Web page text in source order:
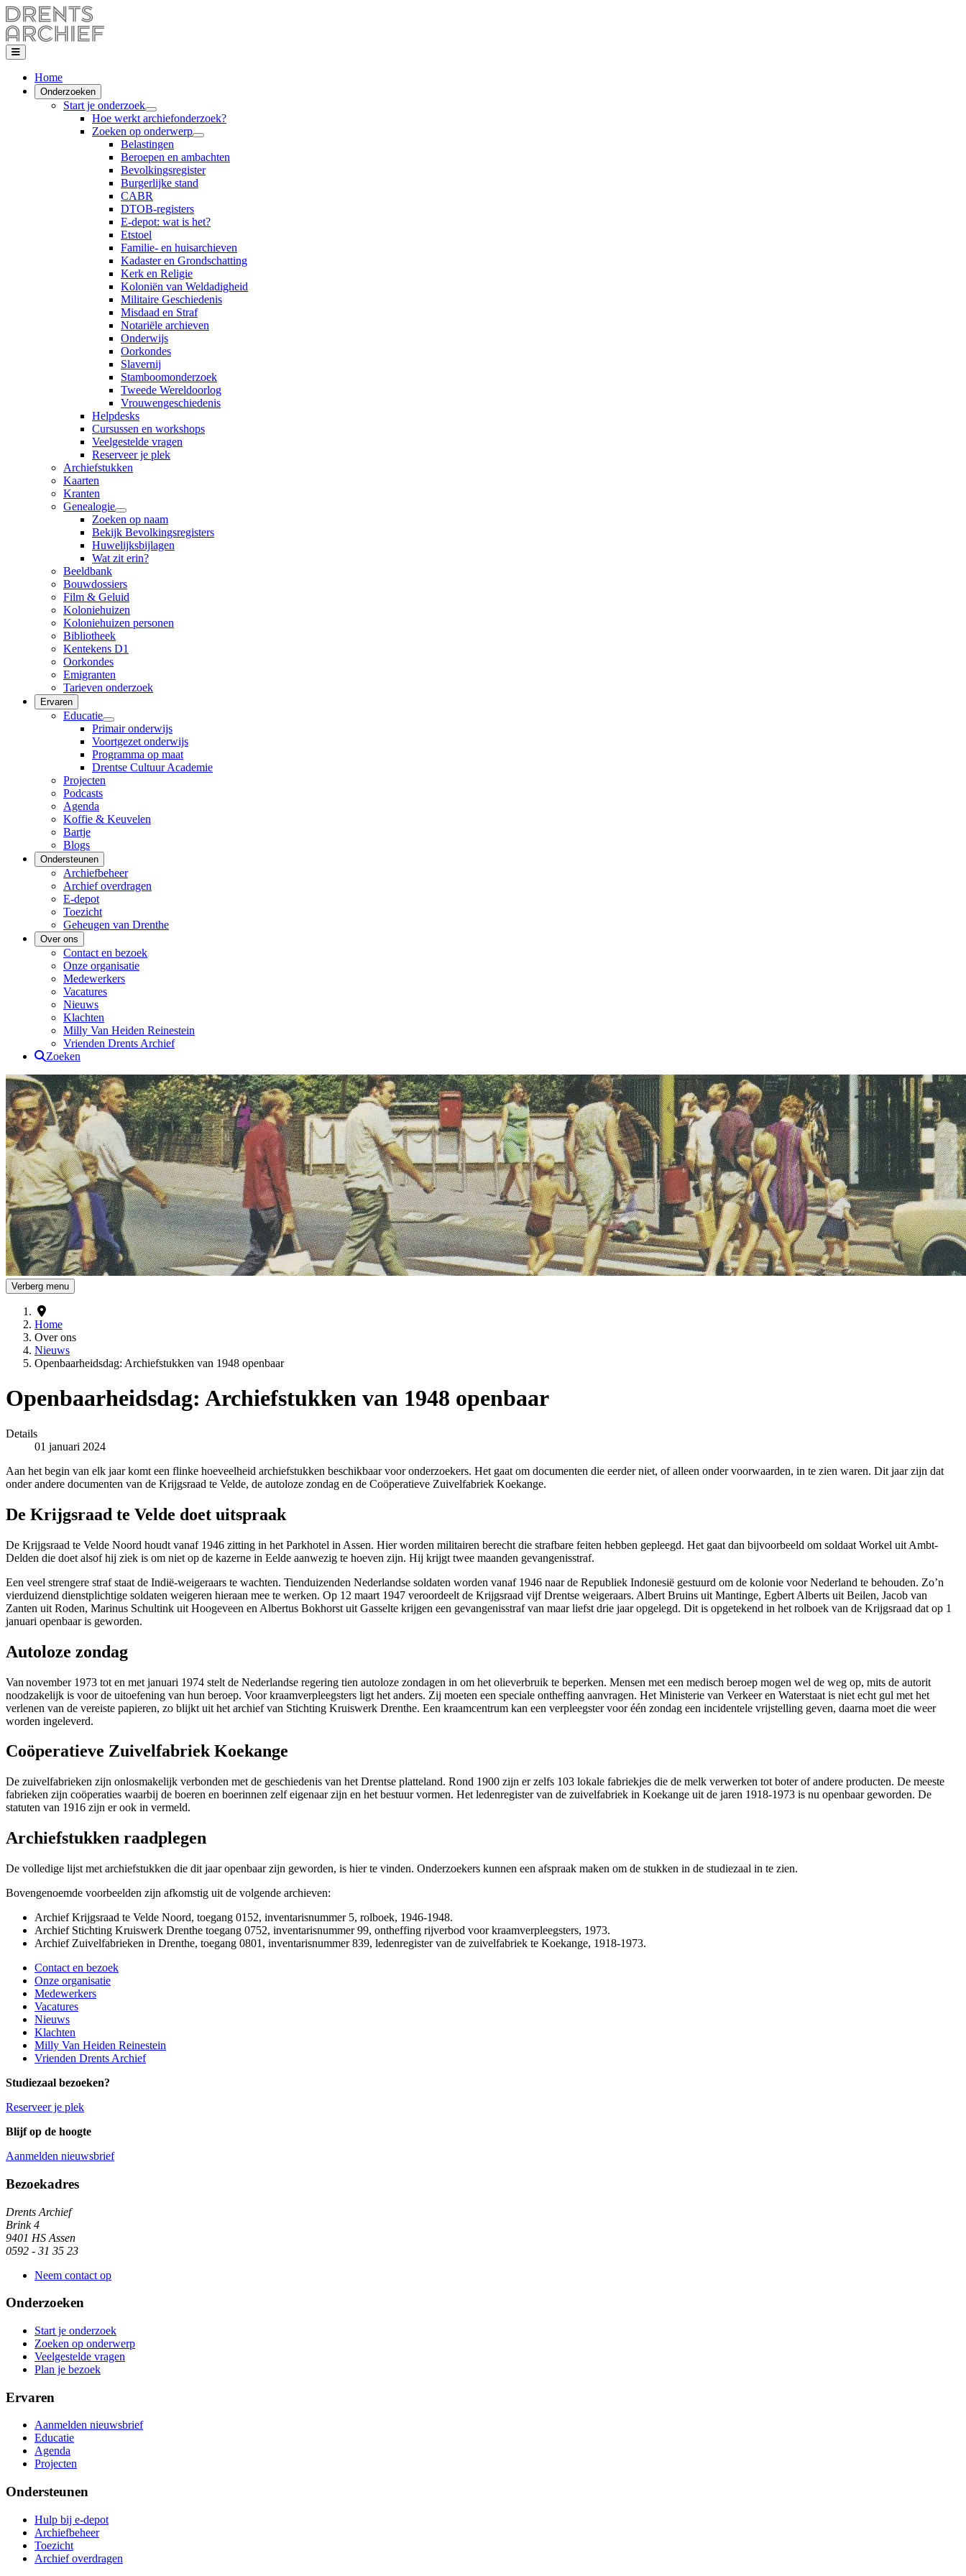
Home
Onderzoeken
Start je onderzoek
Hoe werkt archiefonderzoek?
Zoeken op onderwerp
Belastingen
Beroepen en ambachten
Bevolkingsregister
Burgerlijke stand
CABR
DTOB-registers
E-depot: wat is het?
Etstoel
Familie- en huisarchieven
Kadaster en Grondschatting
Kerk en Religie
Koloniën van Weldadigheid
Militaire Geschiedenis
Misdaad en Straf
Notariële archieven
Onderwijs
Oorkondes
Slavernij
Stamboomonderzoek
Tweede Wereldoorlog
Vrouwengeschiedenis
Helpdesks
Cursussen en workshops
Veelgestelde vragen
Reserveer je plek
Archiefstukken
Kaarten
Kranten
Genealogie
Zoeken op naam
Bekijk Bevolkingsregisters
Huwelijksbijlagen
Wat zit erin?
Beeldbank
Bouwdossiers
Film & Geluid
Koloniehuizen
Koloniehuizen personen
Bibliotheek
Kentekens D1
Oorkondes
Emigranten
Tarieven onderzoek
Ervaren
Educatie
Primair onderwijs
Voortgezet onderwijs
Programma op maat
Drentse Cultuur Academie
Projecten
Podcasts
Agenda
Koffie & Keuvelen
Bartje
Blogs
Ondersteunen
Archiefbeheer
Archief overdragen
E-depot
Toezicht
Geheugen van Drenthe
Over ons
Contact en bezoek
Onze organisatie
Medewerkers
Vacatures
Nieuws
Klachten
Milly Van Heiden Reinestein
Vrienden Drents Archief
Zoeken
Verberg menu
Home
Over ons
Nieuws
Openbaarheidsdag: Archiefstukken van 1948 openbaar
Openbaarheidsdag: Archiefstukken van 1948 openbaar
Details
Gepubliceerd op
01 januari 2024
Aan het begin van elk jaar komt een flinke hoeveelheid archiefstukken beschikbaar voor onderzoekers. Het gaat om documenten die eerder niet, of alleen onder voorwaarden, in te zien waren. Dit jaar zijn dat
onder andere documenten van de Krijgsraad te Velde, de autoloze zondag en de Coöperatieve Zuivelfabriek Koekange.
De Krijgsraad te Velde doet uitspraak
De Krijgsraad te Velde Noord houdt vanaf 1946 zitting in het Parkhotel in Assen. Hier worden militairen berecht die strafbare feiten hebben gepleegd. Het gaat dan bijvoorbeeld om soldaat Workel uit Ambt-
Delden die doet alsof hij ziek is om niet op de kazerne in Eelde aanwezig te hoeven zijn. Hij krijgt twee maanden gevangenisstraf.
Een veel strengere straf staat de Indië-weigeraars te wachten. Tienduizenden Nederlandse soldaten worden vanaf 1946 naar de Republiek Indonesië gestuurd om de kolonie voor Nederland te behouden. Zo’n
vierduizend dienstplichtige soldaten weigeren hieraan mee te werken. Op 12 maart 1947 veroordeelt de Krijgsraad vijf Drentse weigeraars. Albert Bruins uit Mantinge, Egbert Alberts uit Beilen, Jacob van
Zanten uit Roden, Marinus Schultink uit Hoogeveen en Albertus Bokhorst uit Gasselte krijgen een gevangenisstraf van maar liefst drie jaar opgelegd. Dit is opgetekend in het rolboek van de Krijgsraad dat op 1
januari openbaar is geworden.
Autoloze zondag
Van november 1973 tot en met januari 1974 stelt de Nederlandse regering tien autoloze zondagen in om het olieverbruik te beperken. Mensen met een medisch beroep mogen wel de weg op, mits de autorit
noodzakelijk is voor de uitoefening van hun beroep. Voor kraamverpleegsters ligt het anders. Zij moeten een speciale ontheffing aanvragen. Het Ministerie van Verkeer en Waterstaat is niet echt gul met het
verlenen van de vereiste papieren, zo blijkt uit het archief van Stichting Kruiswerk Drenthe. Een kraamcentrum kan een verpleegster voor één zondag een incidentele vrijstelling geven, daarna moet die weer
worden ingeleverd.
Coöperatieve Zuivelfabriek Koekange
De zuivelfabrieken zijn onlosmakelijk verbonden met de geschiedenis van het Drentse platteland. Rond 1900 zijn er zelfs 103 lokale fabriekjes die de melk verwerken tot boter of andere producten. De meeste
fabrieken zijn coöperaties waarbij de boeren en boerinnen zelf eigenaar zijn en het bestuur vormen. Het ledenregister van de zuivelfabriek in Koekange uit de jaren 1918-1973 is nu openbaar geworden. De
statuten van 1916 zijn er ook in vermeld.
Archiefstukken raadplegen
De volledige lijst met archiefstukken die dit jaar openbaar zijn geworden, is hier te vinden. Onderzoekers kunnen een afspraak maken om de stukken in de studiezaal in te zien.
Bovengenoemde voorbeelden zijn afkomstig uit de volgende archieven:
Archief Krijgsraad te Velde Noord, toegang 0152, inventarisnummer 5, rolboek, 1946-1948.
Archief Stichting Kruiswerk Drenthe toegang 0752, inventarisnummer 99, ontheffing rijverbod voor kraamverpleegsters, 1973.
Archief Zuivelfabrieken in Drenthe, toegang 0801, inventarisnummer 839, ledenregister van de zuivelfabriek te Koekange, 1918-1973.
Contact en bezoek
Onze organisatie
Medewerkers
Vacatures
Nieuws
Klachten
Milly Van Heiden Reinestein
Vrienden Drents Archief
Studiezaal bezoeken?
Reserveer je plek
Blijf op de hoogte
Aanmelden nieuwsbrief
Algemene informatie
Bezoekadres
Drents Archief
Brink 4
9401 HS Assen
0592 - 31 35 23
Neem contact op
Onderzoeken
Start je onderzoek
Zoeken op onderwerp
Veelgestelde vragen
Plan je bezoek
Ervaren
Aanmelden nieuwsbrief
Educatie
Agenda
Projecten
Ondersteunen
Hulp bij e-depot
Archiefbeheer
Toezicht
Archief overdragen